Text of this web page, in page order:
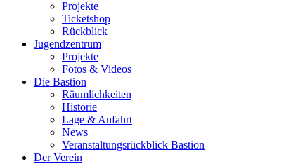
Projekte
Ticketshop
Rückblick
Jugendzentrum
Projekte
Fotos & Videos
Die Bastion
Räumlichkeiten
Historie
Lage & Anfahrt
News
Veranstaltungsrückblick Bastion
Der Verein